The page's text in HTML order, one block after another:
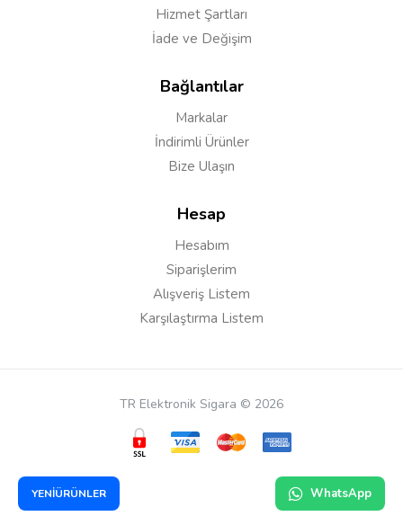
Hizmet Şartları
İade ve Değişim
Bağlantılar
Markalar
İndirimli Ürünler
Bize Ulaşın
Hesap
Hesabım
Siparişlerim
Alışveriş Listem
Karşılaştırma Listem
TR Elektronik Sigara © 2026
YENİÜRÜNLER WhatsApp